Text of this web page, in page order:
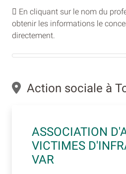
En cliquant sur le nom du
obtenir les informations le
directement.
Action sociale à
ASSOCIATION
VICTIMES
VAR